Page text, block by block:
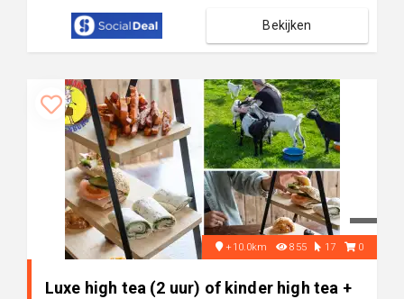
Bekijken
+10.0km 855 17 0
Luxe high tea (2 uur) of kinder high tea +